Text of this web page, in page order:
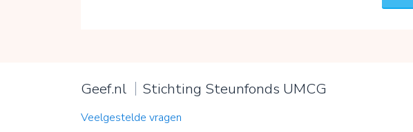
Geef.nl Stichting Steunfonds UMCG
Veelgestelde vragen